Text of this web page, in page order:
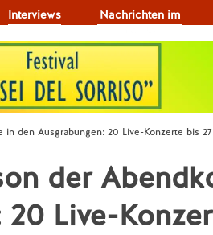
Interviews
Nachrichten im
Fokus
den Ausgrabungen: 20 Live-Konzerte bis
der
Live-